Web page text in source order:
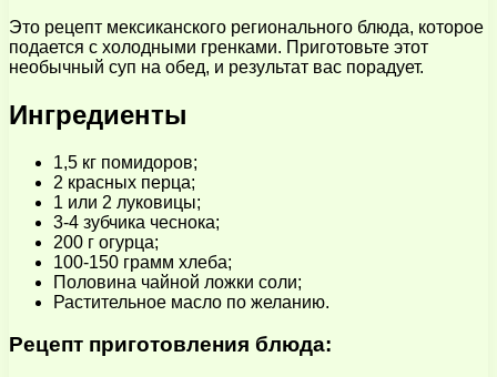
Это рецепт мексиканского регионального блюда, которое
подается с холодными гренками. Приготовьте этот
необычный суп на обед, и результат вас порадует.
Ингредиенты
1,5 кг помидоров;
2 красных перца;
1 или 2 луковицы;
3-4 зубчика чеснока;
200 г огурца;
100-150 грамм хлеба;
Половина чайной ложки соли;
Растительное масло по желанию.
Рецепт приготовления блюда: